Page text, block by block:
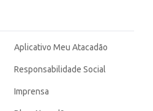
Aplicativo Meu Atacadão
Responsabilidade Social
Imprensa